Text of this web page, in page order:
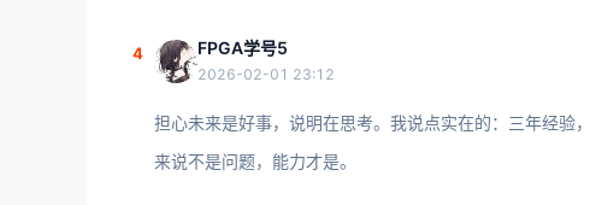
4 FPGA学号5
2026-02-01 23:12
担心未来是好事，说明在思考。我说点实在的：三年经验
来说不是问题，能力才是。